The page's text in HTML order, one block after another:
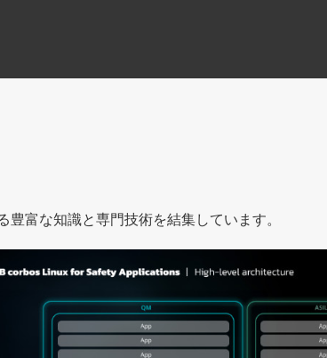
富な知識と専門技術を結集しています。